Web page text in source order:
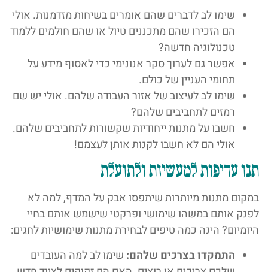
שימו לב לדברים שהם אומרים בשיחות מזדמנות. אולי
הם הזכירו שהם מתכננים טיול או שהם חולמים ללמוד
טכנולוגיה חדשה?
אפשר גם לערוך סקר אנונימי כדי לאסוף מידע על
תחומי העניין של כולם.
שימו לב לעיצוב של אזור העבודה שלהם. אולי יש שם
רמזים לתחביבים שלהם?
חשבו על מתנות ייחודיות שקשורות לתחביבים שלהם.
אולי הם לא חשבו לקנות אותן לעצמם!
תנו עדיפות למעשיות ולתועלת
במקום מתנות מיותרות שיתפסו אבק על המדף, למה לא
לפנק אותם במשהו שימושי ופרקטי שישמש אותם בחיי
היומיום? הינה כמה טיפים לבחירת מתנות שימושיות לחגים:
התמקדו בצרכים שלהם: שימו לב למה העובדים